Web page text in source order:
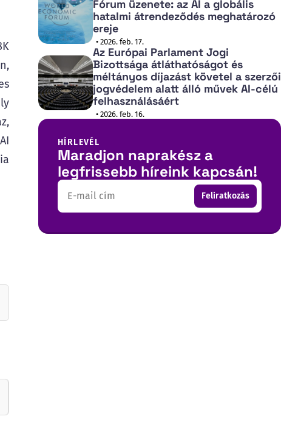
Fórum üzenete: az AI a globális
hatalmi átrendeződés meghatározó
ereje
• 2026. feb. 17.
Az Európai Parlament Jogi
Bizottsága átláthatóságot és
méltányos díjazást követel a szerzői
jogvédelem alatt álló művek AI-célú
felhasználásáért
• 2026. feb. 16.
HÍRLEVÉL
Maradjon naprakész a
legfrissebb híreink kapcsán!
Email Feliratkozás